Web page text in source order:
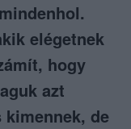
elégetnek
hogy
azt
de